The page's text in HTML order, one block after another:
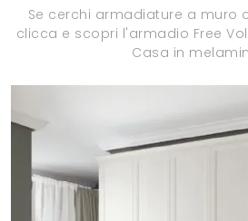
Se cerchi armadiature a muro
clicca e scopri l'armadio Free
Casa in